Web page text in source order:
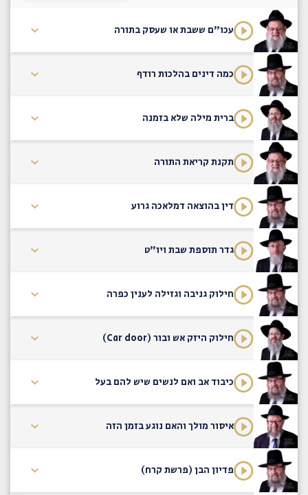
עכו"ם ששבת או שעסק בתורה
כמה דינים בהלכות רודף
ברית מילה שלא בזמנה
תקנת קריאת התורה
דין בהוצאה דמלאכה גרוע
גדר תוספת שבת ויו"ט
חילוק גניבה וגזילה לענין כפרה
חילוק היזק אש ובור (Car door)
כיבוד אב ואם לנשים שיש להם בעל
איסור מולך והאם נוגע בזמן הזה
פדיון הבן (פרשת קרח)